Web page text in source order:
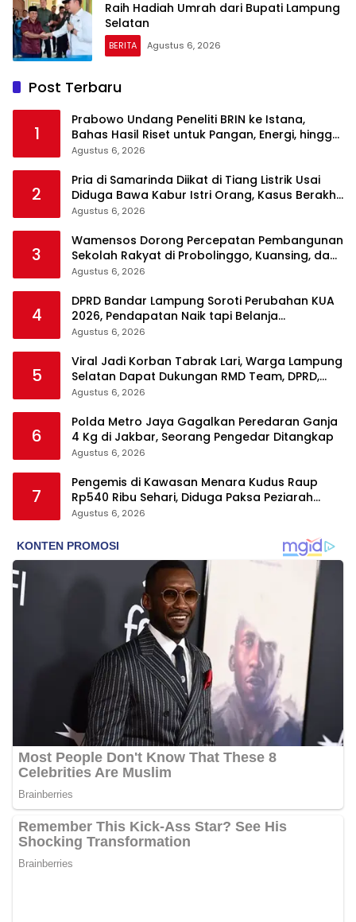
Raih Hadiah Umrah dari Bupati Lampung
Selatan
BERITA Agustus 6, 2026
Post Terbaru
1
Prabowo Undang Peneliti BRIN ke Istana,
Bahas Hasil Riset untuk Pangan, Energi, hingga
Sampah
Agustus 6, 2026
2
Pria di Samarinda Diikat di Tiang Listrik Usai
Diduga Bawa Kabur Istri Orang, Kasus Berakhir
Damai
Agustus 6, 2026
3
Wamensos Dorong Percepatan Pembangunan
Sekolah Rakyat di Probolinggo, Kuansing, dan
Polewali Mandar
Agustus 6, 2026
4
DPRD Bandar Lampung Soroti Perubahan KUA
2026, Pendapatan Naik tapi Belanja
Pembangunan Dipangkas
Agustus 6, 2026
5
Viral Jadi Korban Tabrak Lari, Warga Lampung
Selatan Dapat Dukungan RMD Team, DPRD,
dan Influencer
Agustus 6, 2026
6
Polda Metro Jaya Gagalkan Peredaran Ganja
4 Kg di Jakbar, Seorang Pengedar Ditangkap
Agustus 6, 2026
7
Pengemis di Kawasan Menara Kudus Raup
Rp540 Ribu Sehari, Diduga Paksa Peziarah
hingga Tarik Baju
Agustus 6, 2026